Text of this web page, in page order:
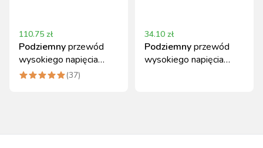
110.75 zł
Podziemnyprzewód
wysokiego napięcia
50m 1,6 mm Kerbl
(37)
34.10 zł
Podziemnyprzewód
wysokiego napięcia